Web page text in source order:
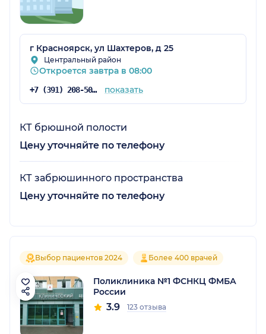
г Красноярск, ул Шахтеров, д 25
Центральный район
Откроется завтра в 08:00
+7 (391) 208-50-90 показать
КТ брюшной полости
Цену уточняйте по телефону
КТ забрюшинного пространства
Цену уточняйте по телефону
Выбор пациентов 2024 Более 400 врачей
Поликлиника №1 ФСНКЦ ФМБА
России
3.9 123 отзыва